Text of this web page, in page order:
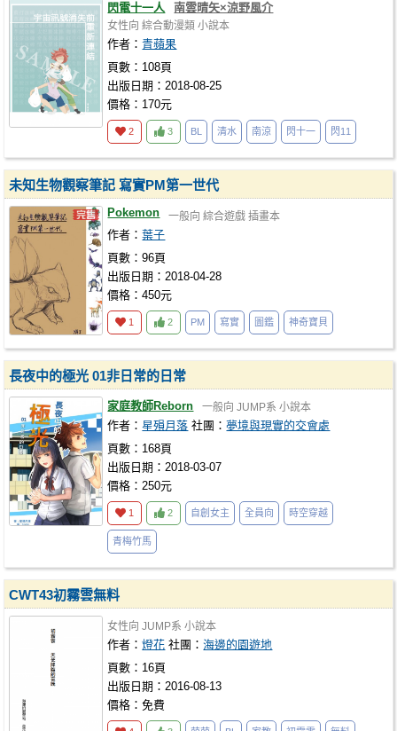
閃電十一人 南雲晴矢×涼野風介
女性向 綜合動漫類 小說本
作者：青蘋果
頁數：108頁
出版日期：2018-08-25
價格：170元
2 3 BL 清水 南涼 閃十一 閃11
未知生物觀察筆記 寫實PM第一世代
Pokemon 一般向 綜合遊戲 插畫本
作者：葉子
頁數：96頁
出版日期：2018-04-28
價格：450元
1 2 PM 寫實 圖鑑 神奇寶貝
長夜中的極光 01非日常的日常
家庭教師Reborn 一般向 JUMP系 小說本
作者：星殞月落 社團：夢境與現實的交會處
頁數：168頁
出版日期：2018-03-07
價格：250元
1 2 自創女主 全員向 時空穿越
青梅竹馬
CWT43初霧雲無料
女性向 JUMP系 小說本
作者：燈花 社團：海邊的園遊地
頁數：16頁
出版日期：2016-08-13
價格：免費